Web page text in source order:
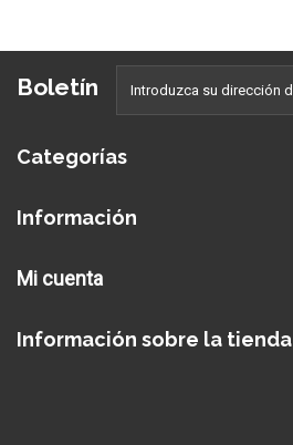
Boletín
Categorías
Información
Mi cuenta
Información sobre la tienda